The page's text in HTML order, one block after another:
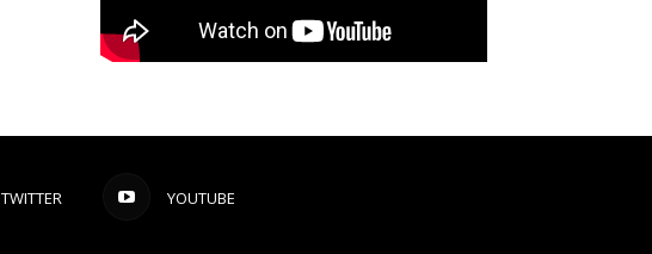
TWITTER YOUTUBE